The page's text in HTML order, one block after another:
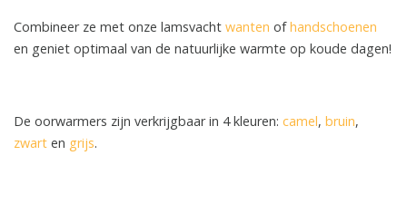
Combineer ze met onze lamsvacht wanten ofhandschoenen
en geniet optimaal van de natuurlijke warmte op koude dagen!
De oorwarmers zijn verkrijgbaar in 4 kleuren: camel, bruin,
zwart en grijs.